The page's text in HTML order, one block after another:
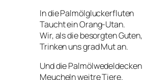
In die Palmölgluckerfluten
Taucht ein Orang-Utan.
Wir, als die besorgten Guten,
Trinken uns grad Mut an.
Und die Palmölwedeldecken
Meucheln weitre Tiere.